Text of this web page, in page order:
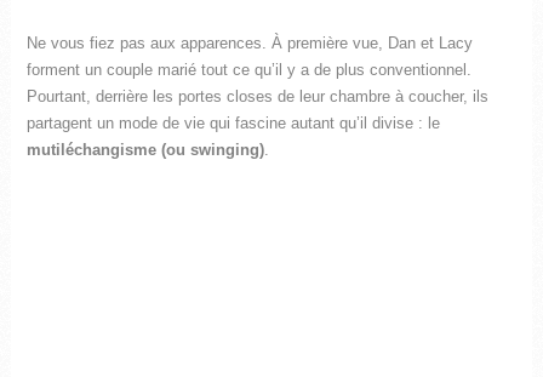
Ne vous fiez pas aux apparences. À première vue, Dan et Lacy
forment un couple marié tout ce qu’il y a de plus conventionnel.
Pourtant, derrière les portes closes de leur chambre à coucher, ils
partagent un mode de vie qui fascine autant qu’il divise : le
mutiléchangisme (ou swinging).